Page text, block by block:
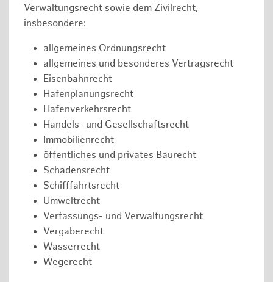
Verwaltungsrecht sowie dem Zivilrecht,
insbesondere:
allgemeines Ordnungsrecht
allgemeines und besonderes Vertragsrecht
Eisenbahnrecht
Hafenplanungsrecht
Hafenverkehrsrecht
Handels- und Gesellschaftsrecht
Immobilienrecht
öffentliches und privates Baurecht
Schadensrecht
Schifffahrtsrecht
Umweltrecht
Verfassungs- und Verwaltungsrecht
Vergaberecht
Wasserrecht
Wegerecht